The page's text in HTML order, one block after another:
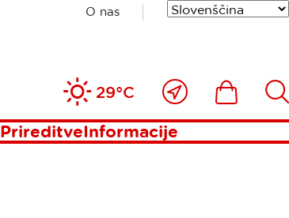
O nas
29°C
Blizu
mene
Ikona Išči
PrireditveInformacije